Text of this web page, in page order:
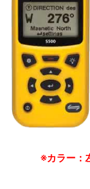
※カラー：